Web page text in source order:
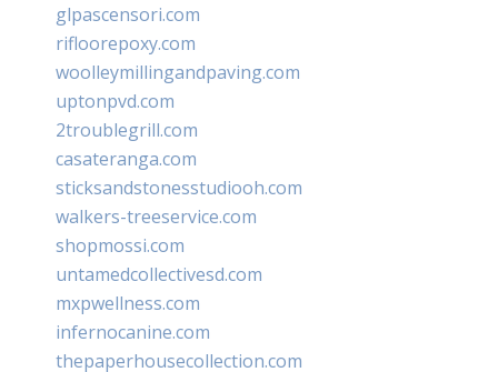
glpascensori.com
rifloorepoxy.com
woolleymillingandpaving.com
uptonpvd.com
2troublegrill.com
casateranga.com
sticksandstonesstudiooh.com
walkers-treeservice.com
shopmossi.com
untamedcollectivesd.com
mxpwellness.com
infernocanine.com
thepaperhousecollection.com